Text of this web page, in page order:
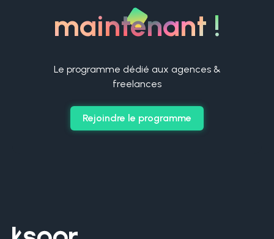
maintenant !
Le programme dédié aux agences &
freelances
Rejoindre le programme